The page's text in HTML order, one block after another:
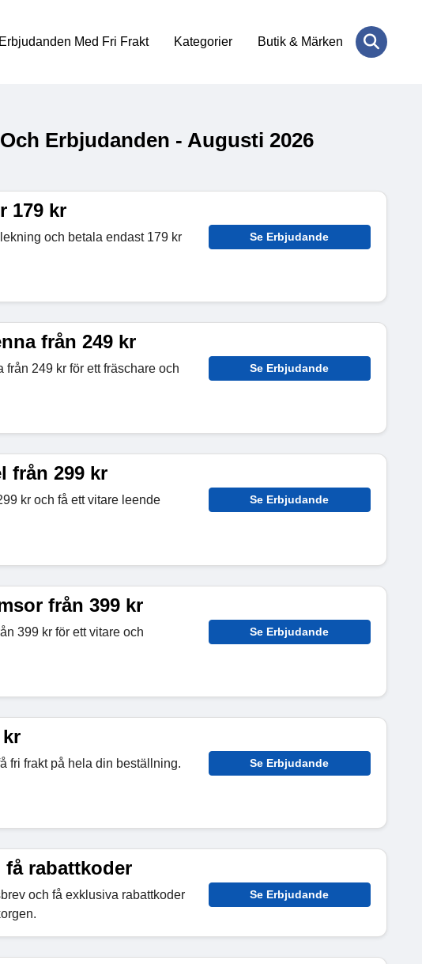
Erbjudanden Med Fri Frakt Kategorier Butik & Märken
Erbjudanden - Augusti 2026
179 kr
och betala endast 179 kr
Se Erbjudande
från 249 kr
249 kr för ett fräschare och
Se Erbjudande
från 299 kr
kr och få ett vitare leende
Se Erbjudande
från 399 kr
399 kr för ett vitare och
Se Erbjudande
fri frakt på hela din beställning. Se Erbjudande
få rabattkoder
och få exklusiva rabattkoder
Se Erbjudande